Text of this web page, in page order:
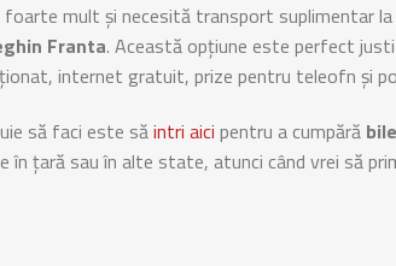
mult și necesită transport suplimentar
Franta. Această opțiune este perfect
internet gratuit, prize pentru teleofn și
să faci este săintri aici pentru a cumpără
țară sau în alte state, atunci când vrei să